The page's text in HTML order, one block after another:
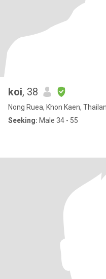
koi, 38
Nong Ruea, Khon Kaen,
Seeking: Male 34 - 55